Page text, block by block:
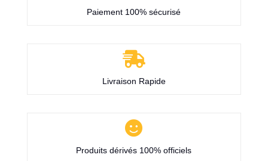
Paiement 100% sécurisé

Livraison Rapide

Produits dérivés 100% officiels